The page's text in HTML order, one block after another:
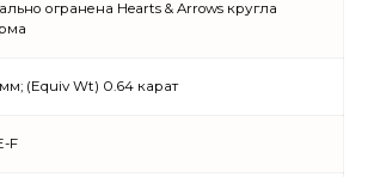
огранена Hearts & Arrows кругла
мм; (Equiv Wt) 0.64 карат
F